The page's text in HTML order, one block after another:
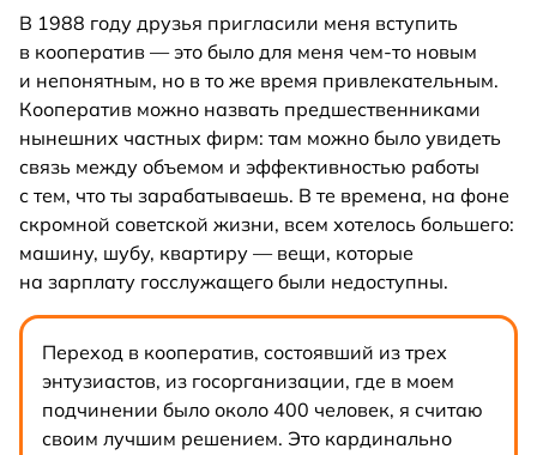
В 1988 году друзья пригласили меня вступить
в кооператив — это было для меня чем-то новым
и непонятным, но в то же время привлекательным.
Кооператив можно назвать предшественниками
нынешних частных фирм: там можно было увидеть
связь между объемом и эффективностью работы
с тем, что ты зарабатываешь. В те времена, на фоне
скромной советской жизни, всем хотелось большего:
машину, шубу, квартиру — вещи, которые
на зарплату госслужащего были недоступны.
Переход в кооператив, состоявший из трех
энтузиастов, из госорганизации, где в моем
подчинении было около 400 человек, я считаю
своим лучшим решением. Это кардинально